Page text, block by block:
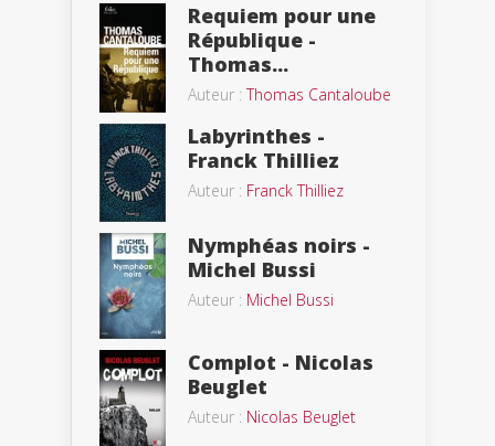
Requiem pour une
République -
Thomas...
Auteur :Thomas Cantaloube
Labyrinthes -
Franck Thilliez
Auteur : Franck Thilliez
Nymphéas noirs -
Michel Bussi
Auteur : Michel Bussi
Complot - Nicolas
Beuglet
Auteur : Nicolas Beuglet